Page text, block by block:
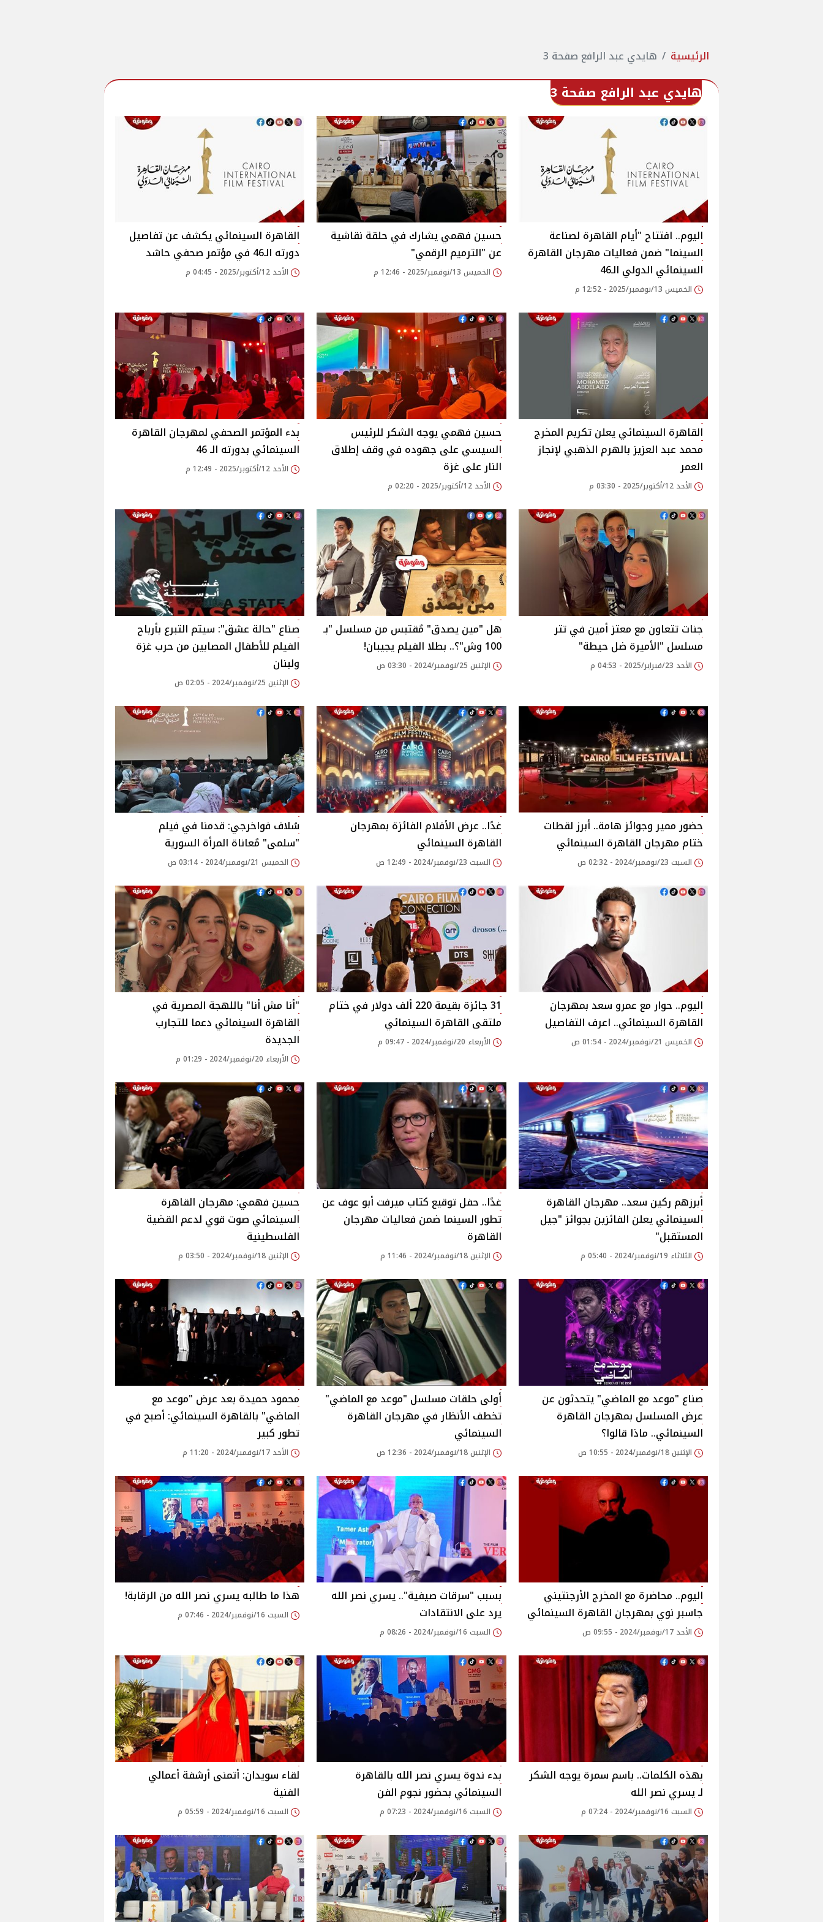
الرئيسية هايدي عبد الرافع صفحة 3
هايدي عبد الرافع صفحة 3
‎اليوم.. افتتاح "أيام القاهرة لصناعة
السينما" ضمن فعاليات مهرجان القاهرة
السينمائي الدولي الـ46
الخميس 13/نوفمبر/2025 - 12:52 م
حسين فهمي يشارك في حلقة نقاشية
عن "الترميم الرقمي"
الخميس 13/نوفمبر/2025 - 12:46 م
القاهرة السينمائي يكشف عن تفاصيل
دورته الـ46 في مؤتمر صحفي حاشد
الأحد 12/أكتوبر/2025 - 04:45 م
القاهرة السينمائي يعلن تكريم المخرج
محمد عبد العزيز بالهرم الذهبي لإنجاز
العمر
الأحد 12/أكتوبر/2025 - 03:30 م
حسين فهمي يوجه الشكر للرئيس
السيسي على جهوده في وقف إطلاق
النار على غزة
الأحد 12/أكتوبر/2025 - 02:20 م
بدء المؤتمر الصحفي لمهرجان القاهرة
السينمائي بدورته الـ 46
الأحد 12/أكتوبر/2025 - 12:49 م
جنات تتعاون مع معتز أمين في تتر
مسلسل "الأميرة ضل حيطة"
الأحد 23/فبراير/2025 - 04:53 م
هل "مين يصدق" مُقتبس من مسلسل "بـ
100 وش"؟.. بطلا الفيلم يجيبان!
الإثنين 25/نوفمبر/2024 - 03:30 ص
صناع "حالة عشق": سيتم التبرع بأرباح
الفيلم للأطفال المصابين من حرب غزة
ولبنان‎
الإثنين 25/نوفمبر/2024 - 02:05 ص
حضور ممير وجوائز هامة.. أبرز لقطات
ختام مهرجان القاهرة السينمائي
السبت 23/نوفمبر/2024 - 02:32 ص
غدًا.. عرض الأفلام الفائزة بمهرجان
القاهرة السينمائي
السبت 23/نوفمبر/2024 - 12:49 ص
سُلاف فواخرجي: قدمنا في فيلم
"سلمى" مُعاناة المرأة السورية
الخميس 21/نوفمبر/2024 - 03:14 ص
اليوم.. حوار مع عمرو سعد بمهرجان
القاهرة السينمائي.. اعرف التفاصيل
الخميس 21/نوفمبر/2024 - 01:54 ص
31 جائزة بقيمة 220 ألف دولار في ختام
ملتقى القاهرة السينمائي
الأربعاء 20/نوفمبر/2024 - 09:47 م
"أنا مش أنا" باللهجة المصرية في
القاهرة السينمائي دعما للتجارب
الجديدة
الأربعاء 20/نوفمبر/2024 - 01:29 م
أبرزهم ركين سعد.. مهرجان القاهرة
السينمائي يعلن الفائزين بجوائز "جيل
المستقبل"
الثلاثاء 19/نوفمبر/2024 - 05:40 م
غدًا.. حفل توقيع كتاب ميرفت أبو عوف عن
تطور السينما ضمن فعاليات مهرجان
القاهرة
الإثنين 18/نوفمبر/2024 - 11:46 م
حسين فهمي: مهرجان القاهرة
السينمائي صوت قوي لدعم القضية
الفلسطينية
الإثنين 18/نوفمبر/2024 - 03:50 م
صناع "موعد مع الماضي" يتحدثون عن
عرض المسلسل بمهرجان القاهرة
السينمائي.. ماذا قالوا؟
الإثنين 18/نوفمبر/2024 - 10:55 ص
أولى حلقات مسلسل "موعد مع الماضي"
تخطف الأنظار في مهرجان القاهرة
السينمائي
الإثنين 18/نوفمبر/2024 - 12:36 ص
محمود حميدة بعد عرض "موعد مع
الماضي" بالقاهرة السينمائي: أصبح في
تطور كبير
الأحد 17/نوفمبر/2024 - 11:20 م
اليوم.. محاضرة مع المخرج الأرجنتيني
جاسبر نوي بمهرجان القاهرة السينمائي
الأحد 17/نوفمبر/2024 - 09:55 ص
بسبب "سرقات صيفية".. يسري نصر الله
يرد على الانتقادات
السبت 16/نوفمبر/2024 - 08:26 م
هذا ما طالبه يسري نصر الله من الرقابة!
السبت 16/نوفمبر/2024 - 07:46 م
بهذه الكلمات.. باسم سمرة يوجه الشكر
لـ يسري نصر الله
السبت 16/نوفمبر/2024 - 07:24 م
بدء ندوة يسري نصر الله بالقاهرة
السينمائي بحضور نجوم الفن
السبت 16/نوفمبر/2024 - 07:23 م
لقاء سويدان: أتمنى أرشفة أعمالي
الفنية
السبت 16/نوفمبر/2024 - 05:59 م